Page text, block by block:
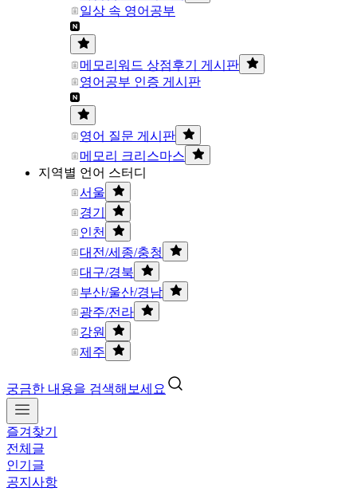
일상 속 영어공부
메모리워드 상점후기 게시판
영어공부 인증 게시판
영어 질문 게시판
메모리 크리스마스
지역별 언어 스터디
서울
경기
인천
대전/세종/충청
대구/경북
부산/울산/경남
광주/전라
강원
제주
궁금한 내용을 검색해보세요
즐겨찾기
전체글
인기글
공지사항